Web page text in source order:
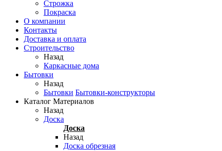
Строжка
Покраска
О компании
Контакты
Доставка и оплата
Строительство
Назад
Каркасные дома
Бытовки
Назад
Бытовки Бытовки-конструкторы
Каталог Материалов
Назад
Доска
Доска
Назад
Доска обрезная